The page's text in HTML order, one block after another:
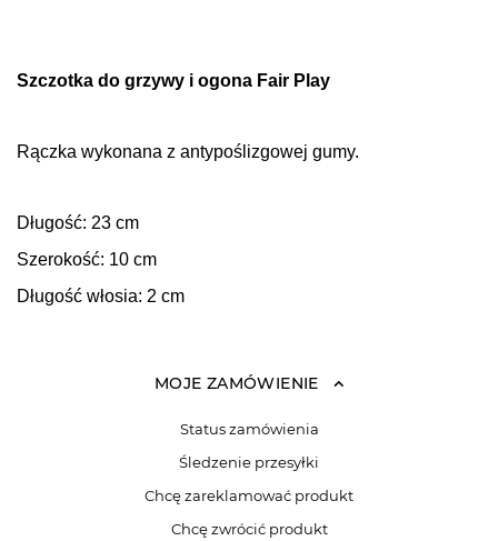
Szczotka do grzywy i ogona Fair Play
Rączka wykonana z antypoślizgowej gumy.
Długość: 23 cm
Szerokość: 10 cm
Długość włosia: 2 cm
MOJE ZAMÓWIENIE
Status zamówienia
Śledzenie przesyłki
Chcę zareklamować produkt
Chcę zwrócić produkt